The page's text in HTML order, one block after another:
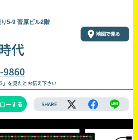
5-9 菅原ビル2階
代
9860
」を見たとお伝え下さい
ーする SHARE